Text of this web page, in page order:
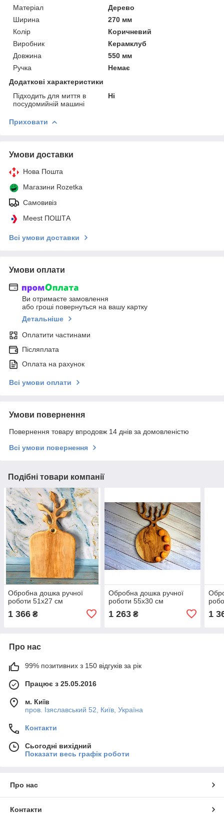
Матеріал
Дерево
Ширина
270 мм
Колір
Коричневий
Виробник
Керамклуб
Довжина
550 мм
Ручка
Немає
Додаткові характеристики
Підходить для миття в
посудомийній машині
Ні
Приховати
Умови доставки
Нова Пошта
Магазини Rozetka
Самовивіз
Meest ПОШТА
Всі умови доставки
Умови оплати
Ви отримаєте замовлення
або гроші повернуться на вашу картку
Детальніше
Оплатити частинами
Післяплата
Оплата на рахунок
Всі умови оплати
Умови повернення
Повернення товару впродовж 14 днів за домовленістю
Всі умови повернення
Подібні товари компанії
Обробна дошка ручної
роботи 51х27 см
1 366 ₴
Обробна дошка ручної
роботи 55х30 см
1 263₴ 1
Про нас
99% позитивних з 150 відгуків за рік
Працює з 25.05.2016
м. Київ
пров. Ізяславський 52, Київ, Україна
Контакти
Сьогодні вихідний
Показати весь графік роботи
Про нас
Контакти